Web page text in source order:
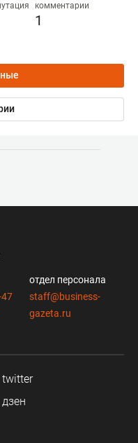
комментарии
1
отдел персонала
staff@business-
gazeta.ru
twitter
дзен